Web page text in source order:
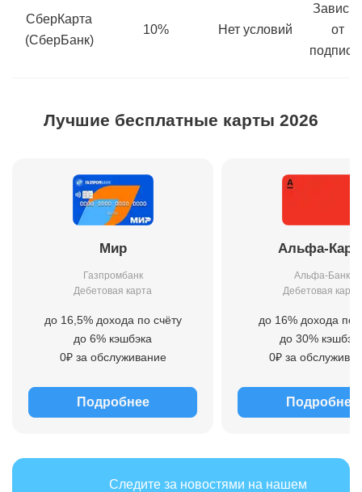
СберКарта
(СберБанк)
10% Нет условий
Зависит
от
Лучшие бесплатные карты 2026
Мир
Газпромбанк
Дебетовая карта
до 16,5% дохода по счёту
до 6% кэшбэка
0₽ за обслуживание
Подробнее
Альфа-
Альфа-Банк
Дебетовая карта
до 16% дохода по
до 30%
0₽ за
Подробнее
Следите за новостями на нашем